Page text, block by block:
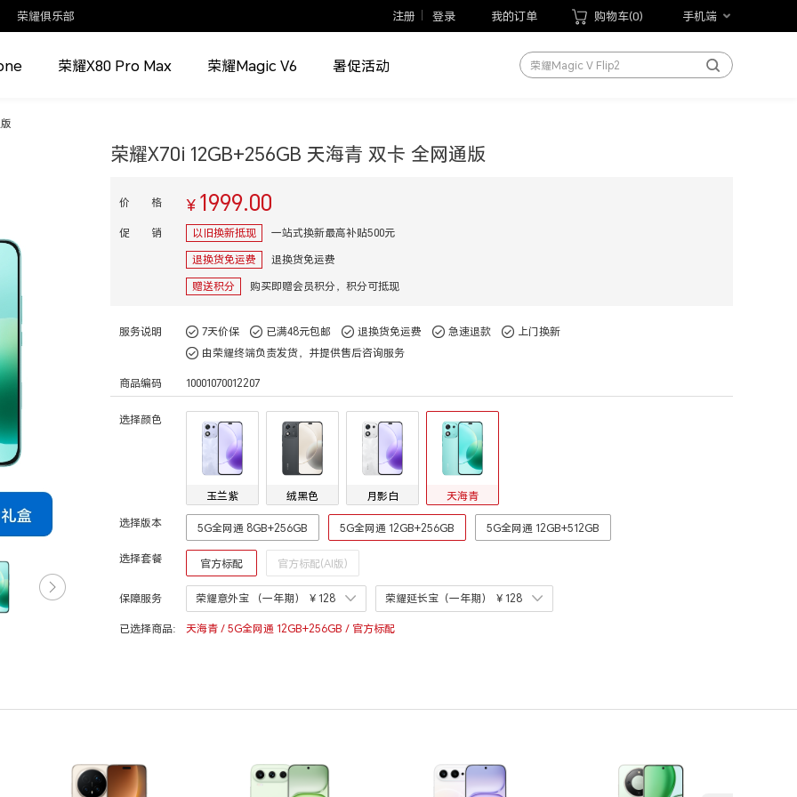
荣耀俱乐部 注册 登录 我的订单 购物车(0) 手机端
荣耀X80 Pro Max 荣耀Magic V6 暑促活动
荣耀Play10T
荣耀Magic V Flip2
荣耀手表5 Pro
荣耀X70i 12GB+256GB 天海青 双卡 全网通版
价 格 ¥ 1999.00
促 销 以旧换新抵现
一站式换新最高补贴500元
退换货免运费
退换货免运费
赠送积分
购买即赠会员积分，积分可抵现
服务说明 7天价保 已满48元包邮 退换货免运费 急速退款
上门换新
由荣耀终端负责发货，并提供售后咨询服务
商品编码 10001070012207
选择颜色
玉兰紫 绒黑色 月影白
天海青
选择版本
5G全网通 8GB+256GB 5G全网通 12GB+256GB 5G全网通 12GB+512GB
选择套餐 官方标配 官方标配(AI版)
保障服务 荣耀意外宝 （一年期） ￥128 荣耀延长宝（一年期） ￥128
已选择商品: 天海青 / 5G全网通 12GB+256GB / 官方标配